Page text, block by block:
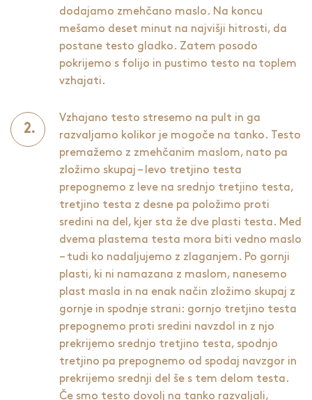
dodajamo zmehčano maslo. Na koncu
mešamo deset minut na najvišji hitrosti, da
postane testo gladko. Zatem posodo
pokrijemo s folijo in pustimo testo na toplem
vzhajati.
Vzhajano testo stresemo na pult in ga
razvaljamo kolikor je mogoče na tanko. Testo
premažemo z zmehčanim maslom, nato pa
zložimo skupaj – levo tretjino testa
prepognemo z leve na srednjo tretjino testa,
tretjino testa z desne pa položimo proti
sredini na del, kjer sta že dve plasti testa. Med
dvema plastema testa mora biti vedno maslo
– tudi ko nadaljujemo z zlaganjem. Po gornji
plasti, ki ni namazana z maslom, nanesemo
plast masla in na enak način zložimo skupaj z
gornje in spodnje strani: gornjo tretjino testa
prepognemo proti sredini navzdol in z njo
prekrijemo srednjo tretjino testa, spodnjo
tretjino pa prepognemo od spodaj navzgor in
prekrijemo srednji del še s tem delom testa.
Če smo testo dovolj na tanko razvaljali,